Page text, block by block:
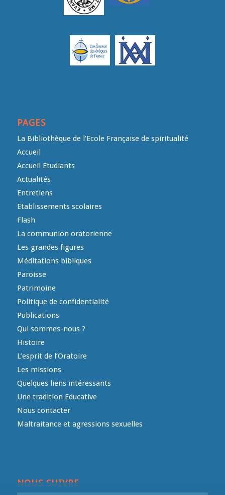
PAGES
La Bibliothèque de l’Ecole Française de spiritualité
Accueil
Accueil Etudiants
Actualités
Entretiens
Etablissements scolaires
Flash
La communion oratorienne
Les grandes figures
Méditations bibliques
Paroisse
Patrimoine
Politique de confidentialité
Publications
Qui sommes-nous ?
Histoire
L’esprit de l’Oratoire
Les missions
Quelques liens intéressants
Une tradition Educative
Nous contacter
Maltraitance et agressions sexuelles
NOUS SUIVRE